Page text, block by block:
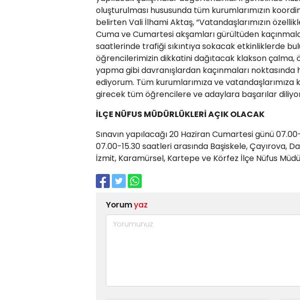
oluşturulması hususunda tüm kurumlarımızın
belirten Vali İlhami Aktaş, “Vatandaşlarımızın
Cuma ve Cumartesi akşamları gürültüden
saatlerinde trafiği sıkıntıya sokacak etkinliklerde
öğrencilerimizin dikkatini dağıtacak klakson çalma,
yapma gibi davranışlardan kaçınmaları
ediyorum. Tüm kurumlarımıza ve vatandaşlarımıza
girecek tüm öğrencilere ve adaylara başarılar
İLÇE NÜFUS MÜDÜRLÜKLERİ AÇIK OLACAK
Sınavın yapılacağı 20 Haziran Cumartesi günü
07.00-15.30 saatleri arasında Başiskele, Çayırova,
İzmit, Karamürsel, Kartepe ve Körfez İlçe Nüfus
Yorumyaz